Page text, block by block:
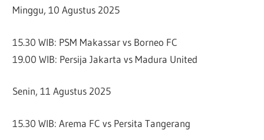
Minggu, 10 Agustus 2025
15.30 WIB: PSM Makassar vs Borneo FC
19.00 WIB: Persija Jakarta vs Madura United
Senin, 11 Agustus 2025
15.30 WIB: Arema FC vs Persita Tangerang